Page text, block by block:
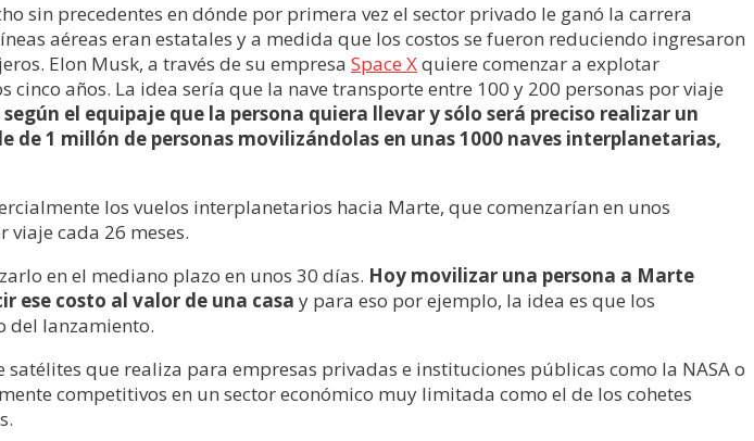
sin precedentes en dónde por primera vez el sector privado le ganó la carrera
aéreas eran estatales y a medida que los costos se fueron reduciendo ingresaron
Elon Musk, a través de su empresa Space Xquiere comenzar a explotar
años. La idea sería que la nave transporte entre 100 y 200 personas por viaje
el equipaje que la persona quiera llevar y sólo será preciso realizar un
1 millón de personas movilizándolas en unas 1000 naves interplanetarias,
los vuelos interplanetarios hacia Marte, que comenzarían en unos
viaje cada 26 meses.
en el mediano plazo en unos 30 días. Hoy movilizar una persona a Marte
ese costo al valor de una casa y para eso por ejemplo, la idea es que los
del lanzamiento.
que realiza para empresas privadas e instituciones públicas como la NASA o
competitivos en un sector económico muy limitada como el de los cohetes